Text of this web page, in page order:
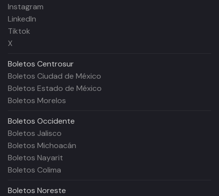
Instagram
LinkedIn
Tiktok
X
Boletos Centrosur
Boletos Ciudad de México
Boletos Estado de México
Boletos Morelos
Boletos Occidente
Boletos Jalisco
Boletos Michoacán
Boletos Nayarit
Boletos Colima
Boletos Noreste